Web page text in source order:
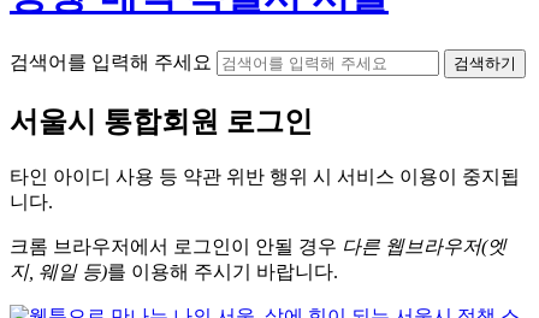
검색어를 입력해 주세요 검색하기
서울시 통합회원 로그인
타인 아이디 사용 등 약관 위반 행위 시 서비스 이용이 중지됩
니다.
크롬 브라우저에서 로그인이 안될 경우 다른 웹브라우저(엣
지, 웨일 등)를 이용해 주시기 바랍니다.